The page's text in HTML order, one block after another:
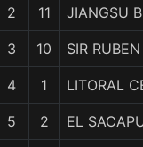
2 11 JIANGSU
3 10 SIR RUBEN
4 1 LITORAL
5 2 EL